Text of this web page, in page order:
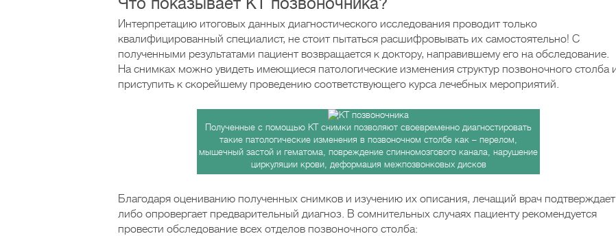
Интерпретацию итоговых данных диагностического исследования проводит только
квалифицированный специалист, не стоит пытаться расшифровывать их самостоятельно! С
полученными результатами пациент возвращается к доктору, направившему его на обследование.
На снимках можно увидеть имеющиеся патологические изменения структур позвоночного столба
приступить к скорейшему проведению соответствующего курса лечебных мероприятий.
Полученные с помощью КТ снимки позволяют своевременно диагностировать
такие патологические изменения в позвоночном столбе как – перелом,
мышечный застой и гематома, повреждение спинномозгового канала, нарушение
циркуляции крови, деформация межпозвонковых дисков
Благодаря оцениванию полученных снимков и изучению их описания, лечащий врач подтверждает
либо опровергает предварительный диагноз. В сомнительных случаях пациенту рекомендуется
провести обследование всех отделов позвоночного столба: